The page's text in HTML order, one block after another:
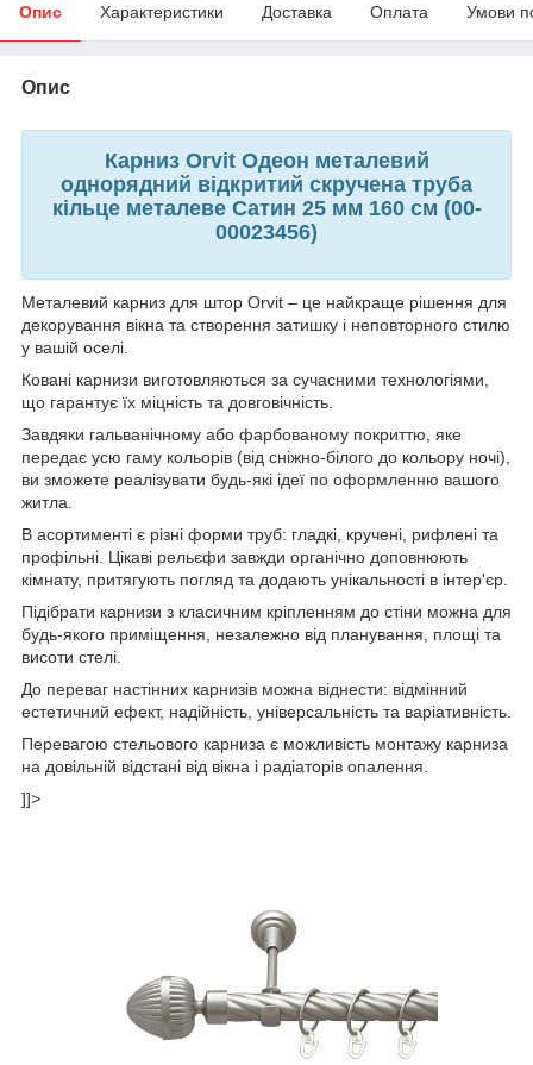
Опис Характеристики Доставка Оплата Умови
Опис
Карниз Orvit Одеон металевий
однорядний відкритий скручена труба
кільце металеве Сатин 25 мм 160 см (00-
00023456)
Металевий карниз для штор Orvit – це найкраще рішення для
декорування вікна та створення затишку і неповторного стилю
у вашій оселі.
Ковані карнизи виготовляються за сучасними технологіями,
що гарантує їх міцність та довговічність.
Завдяки гальванічному або фарбованому покриттю, яке
передає усю гаму кольорів (від сніжно-білого до кольору ночі),
ви зможете реалізувати будь-які ідеї по оформленню вашого
житла.
В асортименті є різні форми труб: гладкі, кручені, рифлені та
профільні. Цікаві рельєфи завжди органічно доповнюють
кімнату, притягують погляд та додають унікальності в інтер'єр.
Підібрати карнизи з класичним кріпленням до стіни можна для
будь-якого приміщення, незалежно від планування, площі та
висоти стелі.
До переваг настінних карнизів можна віднести: відмінний
естетичний ефект, надійність, універсальність та варіативність.
Перевагою стельового карниза є можливість монтажу карниза
на довільній відстані від вікна і радіаторів опалення.
]]>